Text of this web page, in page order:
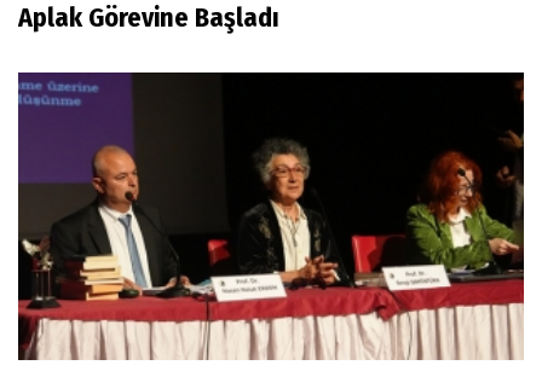
Aplak Görevine Başladı